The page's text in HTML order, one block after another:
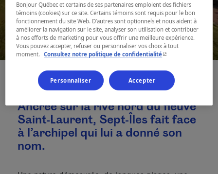
Ancrée sur la rive nord du fleuve
Saint-Laurent, Sept-Îles fait face
à l’archipel qui lui a donné son
nom.
Bonjour Québec et certains de ses partenaires emploient des fichiers
témoins (cookies) sur ce site. Certains témoins sont requis pour le bon
fonctionnement du site Web. D’autres sont optionnels et nous aident à
améliorer la navigation sur le site, analyser son utilisation et contribuer
à nos efforts de marketing pour vous offrir une meilleure expérience.
Vous pouvez accepter, refuser ou personnaliser vos choix à tout
moment.
Consultez notre politique de confidentialité- Cet hyperlien
Personnaliser Accepter